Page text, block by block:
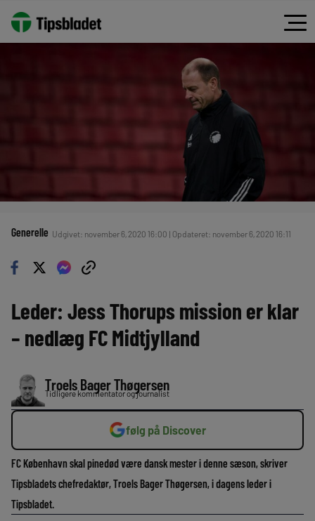
Generelle Udgivet: november 6, 2020 16:00 | Opdateret: november 6, 2020 16:11
Leder: Jess Thorups mission er klar
– nedlæg FC Midtjylland
Troels Bager Thøgersen
Tidligere kommentator og journalist
følg på Discover
FC København skal pinedød være dansk mester i denne sæson, skriver
Tipsbladets chefredaktør, Troels Bager Thøgersen, i dagens leder i
Tipsbladet.